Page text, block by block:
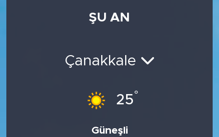
ŞU AN
Çanakkale
25°
Güneşli